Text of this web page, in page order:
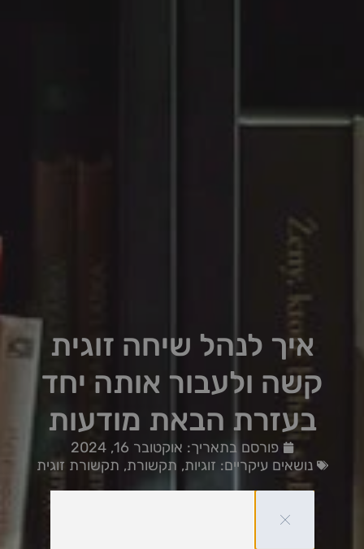
איך לנהל שיחה זוגית
קשה ולעבור אותה יחד
בעזרת הבאת מודעות
פורסם בתאריך: אוקטובר 16, 2024
נושאים עיקריים: זוגיות, תקשורת, תקשורת זוגית